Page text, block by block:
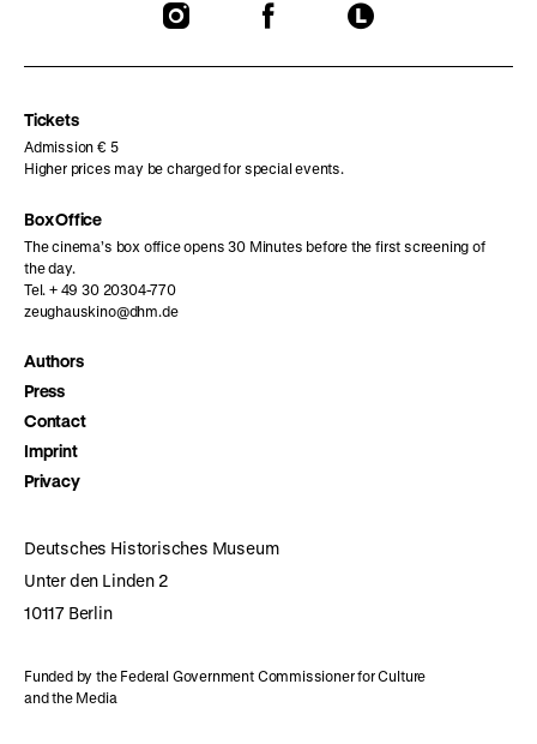
To
To
To
Tickets
Admission € 5
Higher prices may be charged for special events.
Box Office
The cinema’s box office opens 30 Minutes before the first screening of
the day.
Tel. + 49 30 20304-770
zeughauskino@dhm.de
Authors
Press
Contact
Imprint
Privacy
Deutsches Historisches Museum
Unter den Linden 2
10117 Berlin
Funded by the Federal Government Commissioner for Culture
and the Media